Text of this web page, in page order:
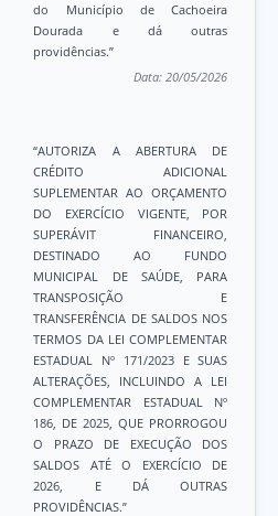
do Município de Cachoeira
Dourada e dá outras
providências.”
Data:20/05/2026
“AUTORIZA A ABERTURA DE
CRÉDITO ADICIONAL
SUPLEMENTAR AO ORÇAMENTO
DO EXERCÍCIO VIGENTE, POR
SUPERÁVIT FINANCEIRO,
DESTINADO AO FUNDO
MUNICIPAL DE SAÚDE, PARA
TRANSPOSIÇÃO E
TRANSFERÊNCIA DE SALDOS NOS
TERMOS DA LEI COMPLEMENTAR
ESTADUAL Nº 171/2023 E SUAS
ALTERAÇÕES, INCLUINDO A LEI
COMPLEMENTAR ESTADUAL Nº
186, DE 2025, QUE PRORROGOU
O PRAZO DE EXECUÇÃO DOS
SALDOS ATÉ O EXERCÍCIO DE
2026, E DÁ OUTRAS
PROVIDÊNCIAS.”